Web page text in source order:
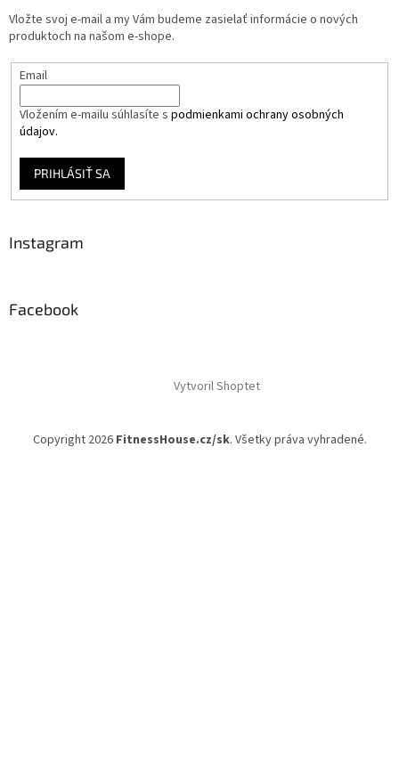
Vložte svoj e-mail a my Vám budeme zasielať informácie o nových
produktoch na našom e-shope.
Email
Vložením e-mailu súhlasíte s podmienkami ochrany osobných
údajov.
PRIHLÁSIŤ SA
Instagram
Facebook
Vytvoril Shoptet
Copyright 2026 FitnessHouse.cz/sk. Všetky práva vyhradené.